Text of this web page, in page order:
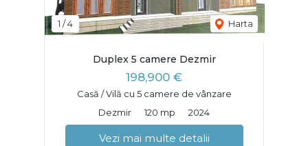
1 /4 Harta
Duplex 5 camere Dezmir
198,900 €
Casă / Vilă cu 5 camere de vânzare
Dezmir
120 mp 2024
Vezi mai multe detalii